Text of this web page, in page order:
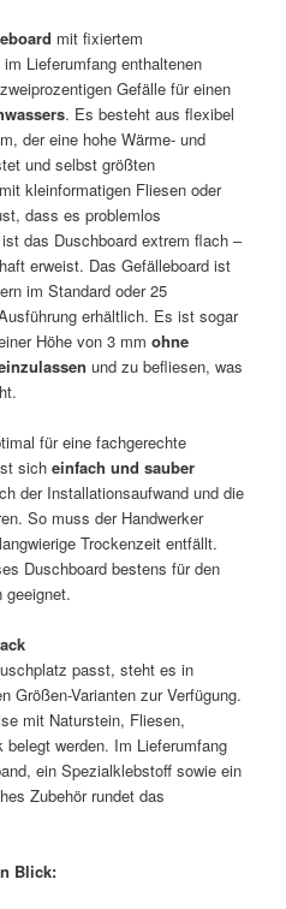
mit fixiertem
Lieferumfang enthaltenen
Gefälle für einen
. Es besteht aus flexibel
der eine hohe Wärme- und
und selbst größten
kleinformatigen Fliesen oder
dass es problemlos
das Duschboard extrem flach –
erweist. Das Gefälleboard ist
im Standard oder 25
erhältlich. Es ist sogar
Höhe von 3 mmohne
und zu befliesen, was
für eine fachgerechte
sicheinfach und sauber
der Installationsaufwand und die
So muss der Handwerker
Trockenzeit entfällt.
Duschboard bestens für den
geeignet.
passt, steht es in
Größen-Varianten zur Verfügung.
mit Naturstein, Fliesen,
werden. Im Lieferumfang
ein Spezialklebstoff sowie ein
Zubehör rundet das
Blick: